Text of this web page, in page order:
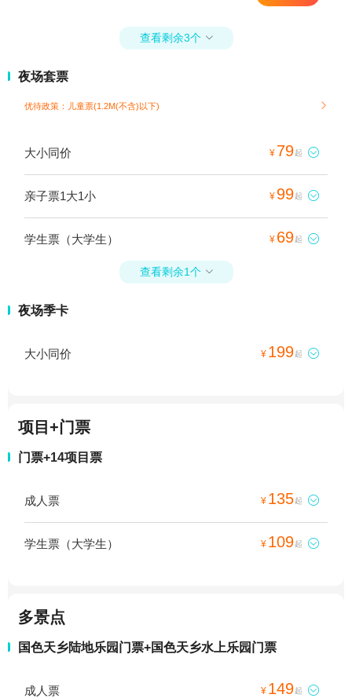
查看剩余3个 
夜场套票
优待政策：儿童票(1.2M(不含)以下) 
大小同价 ¥ 79起 
亲子票1大1小 ¥ 99起 
学生票（大学生） ¥ 69起 
查看剩余1个 
夜场季卡
大小同价 ¥ 199起 
项目+门票
门票+14项目票
成人票 ¥ 135起 
学生票（大学生） ¥ 109起 
多景点
国色天乡陆地乐园门票+国色天乡水上乐园门票
成人票 ¥ 149起 